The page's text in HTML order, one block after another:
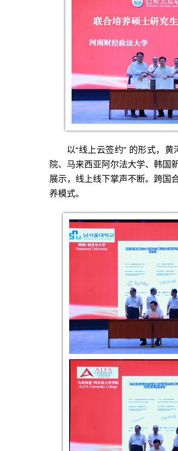
以“线上云签约” 的形式，
院、马来西亚阿尔法大学、韩国
展示，线上线下掌声不断。跨国
养模式。